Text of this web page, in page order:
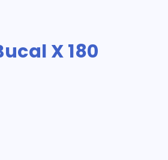
X 180